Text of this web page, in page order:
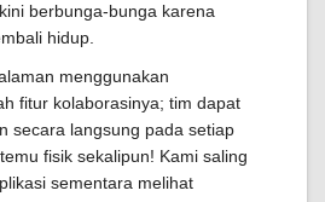
berbunga-bunga karena
hidup.
menggunakan
fitur kolaborasinya; tim dapat
secara langsung pada setiap
fisik sekalipun! Kami saling
sementara melihat